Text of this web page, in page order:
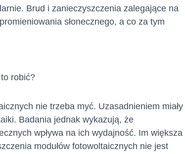
Brud i zanieczyszczenia zalegające na
słonecznego, a co za tym
robić?
nie trzeba myć. Uzasadnieniem miały
Badania jednak wykazują, że
wpływa na ich wydajność. Im większa
modułów fotowoltaicznych nie jest